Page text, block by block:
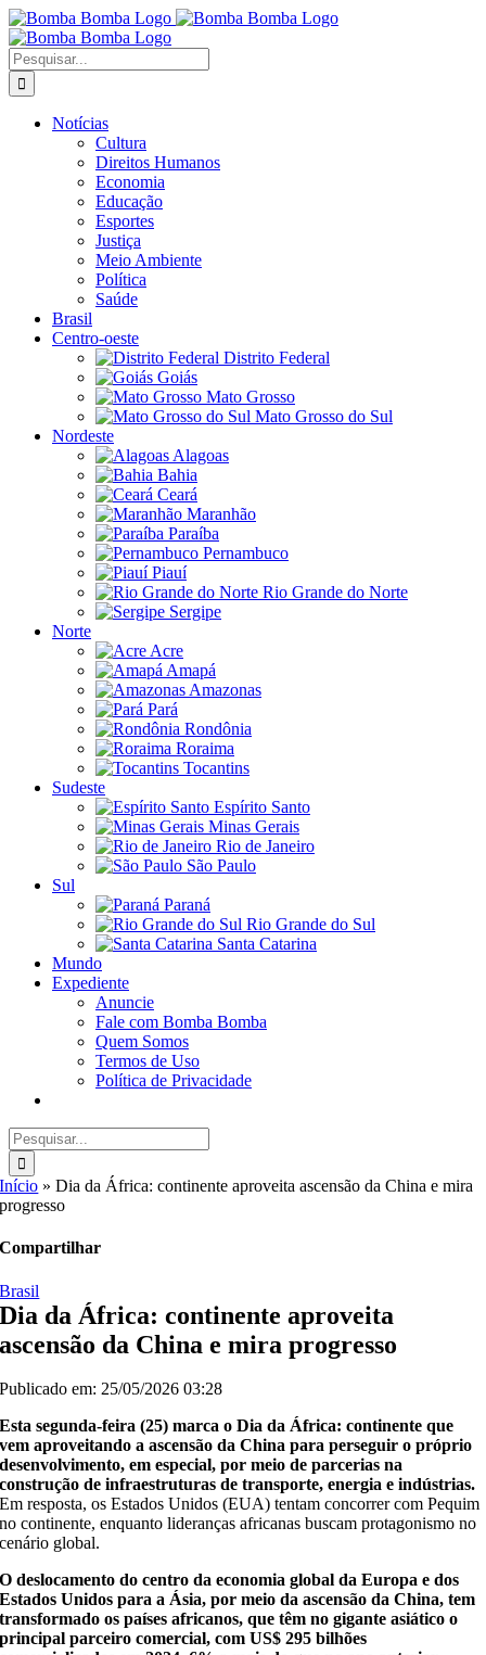
Ir
para
o
conteúdo
Buscar
resultados
para:
Notícias
Cultura
Direitos Humanos
Economia
Educação
Esportes
Justiça
Meio Ambiente
Política
Saúde
Brasil
Centro-oeste
Distrito Federal
Goiás
Mato Grosso
Mato Grosso do Sul
Nordeste
Alagoas
Bahia
Ceará
Maranhão
Paraíba
Pernambuco
Piauí
Rio Grande do Norte
Sergipe
Norte
Acre
Amapá
Amazonas
Pará
Rondônia
Roraima
Tocantins
Sudeste
Espírito Santo
Minas Gerais
Rio de Janeiro
São Paulo
Sul
Paraná
Rio Grande do Sul
Santa Catarina
Mundo
Expediente
Anuncie
Fale com Bomba Bomba
Quem Somos
Termos de Uso
Política de Privacidade
Buscar
resultados
para:
Início »Dia da África: continente aproveita ascensão da China e mira
progresso
Compartilhar
Brasil
Dia da África: continente aproveita
ascensão da China e mira progresso
Publicado em: 25/05/2026 03:28
Esta segunda-feira (25) marca o Dia da África: continente que
vem aproveitando a ascensão da China para perseguir o próprio
desenvolvimento, em especial, por meio de parcerias na
construção de infraestruturas de transporte, energia e indústrias.
Em resposta, os Estados Unidos (EUA) tentam concorrer com Pequim
no continente, enquanto lideranças africanas buscam protagonismo no
cenário global.
O deslocamento do centro da economia global da Europa e dos
Estados Unidos para a Ásia, por meio da ascensão da China, tem
transformado os países africanos, que têm no gigante asiático o
principal parceiro comercial, com US$ 295 bilhões